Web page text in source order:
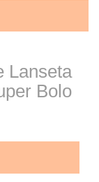
Lanseta
Bolo